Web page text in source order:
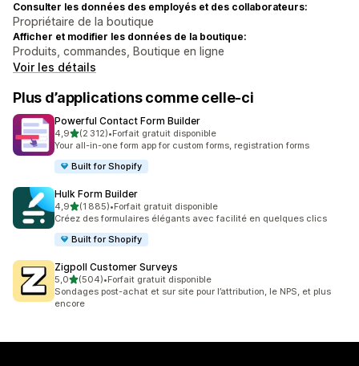
Consulter les données des employés et des collaborateurs:
Propriétaire de la boutique
Afficher et modifier les données de la boutique:
Produits, commandes, Boutique en ligne
Voir les détails
Plus d’applications comme celle-ci
Powerful Contact Form Builder
4,9étoile(s) sur 5
(2 312)
2312 avis au total
•Forfait gratuit disponible
Your all-in-one form app for custom forms, registration forms
Built for Shopify
Hulk Form Builder
4,9étoile(s) sur 5
(1 885)
1885 avis au total
•Forfait gratuit disponible
Créez des formulaires élégants avec facilité en quelques clics
Built for Shopify
Zigpoll Customer Surveys
5,0étoile(s) sur 5
(504)
504 avis au total
•Forfait gratuit disponible
Sondages post-achat et sur site pour l’attribution, le NPS, et plus
encore